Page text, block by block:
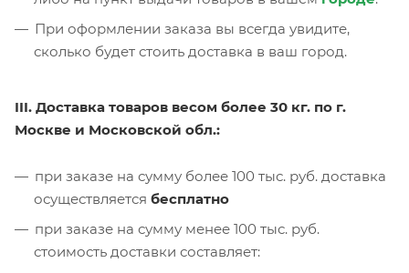
При оформлении заказа вы всегда увидите,
сколько будет стоить доставка в ваш город.
III. Доставка товаров весом более 30 кг. по г.
Москве и Московской обл.:
при заказе на сумму более 100 тыс. руб. доставка
осуществляется бесплатно
при заказе на сумму менее 100 тыс. руб.
стоимость доставки составляет: